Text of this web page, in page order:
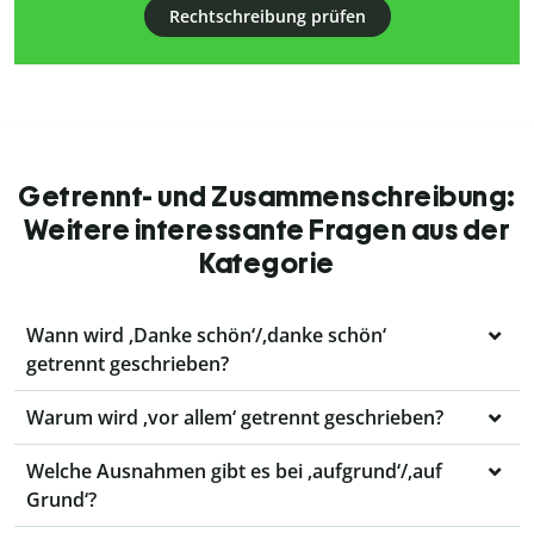
Rechtschreibung prüfen
Getrennt- und Zusammenschreibung:
Weitere interessante Fragen aus der
Kategorie
Wann wird ‚Danke schön‘/‚danke schön‘
getrennt geschrieben?
Warum wird ‚vor allem‘ getrennt geschrieben?
Welche Ausnahmen gibt es bei ‚aufgrund‘/‚auf
Grund‘?